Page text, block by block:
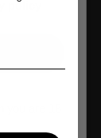
policy
are 18